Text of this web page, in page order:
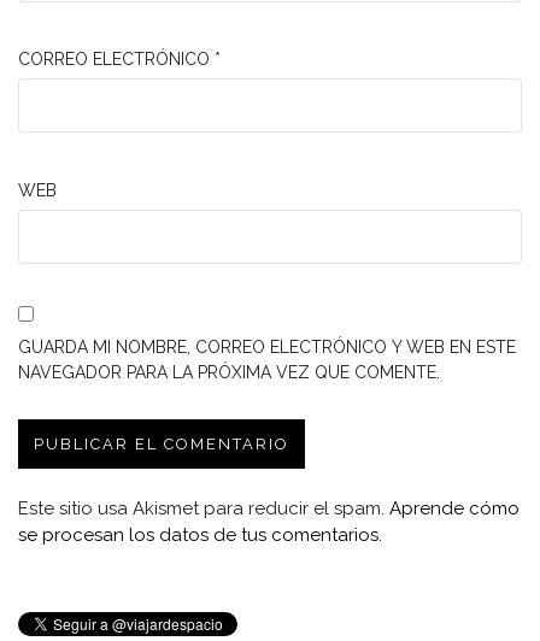
CORREO ELECTRÓNICO *
WEB
GUARDA MI NOMBRE, CORREO ELECTRÓNICO Y WEB EN ESTE
NAVEGADOR PARA LA PRÓXIMA VEZ QUE COMENTE.
Este sitio usa Akismet para reducir el spam. Aprende cómo
se procesan los datos de tus comentarios.